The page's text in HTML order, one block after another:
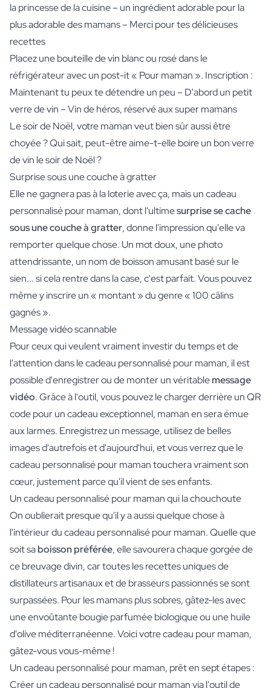
la princesse de la cuisine – un ingrédient adorable pour la
plus adorable des mamans – Merci pour tes délicieuses
recettes
Placez une bouteille de vin blanc ou rosé dans le
réfrigérateur avec un post-it « Pour maman ». Inscription :
Maintenant tu peux te détendre un peu – D'abord un petit
verre de vin – Vin de héros, réservé aux super mamans
Le soir de Noël, votre maman veut bien sûr aussi être
choyée ? Qui sait, peut-être aime-t-elle boire un bon verre
de vin le soir de Noël ?
Surprise sous une couche à gratter
Elle ne gagnera pas à la loterie avec ça, mais un cadeau
personnalisé pour maman, dont l'ultimesurprise se cache
sous une couche à gratter, donne l'impression qu'elle va
remporter quelque chose. Un mot doux, une photo
attendrissante, un nom de boisson amusant basé sur le
sien... si cela rentre dans la case, c'est parfait. Vous pouvez
même y inscrire un « montant » du genre « 100 câlins
gagnés ».
Message vidéo scannable
Pour ceux qui veulent vraiment investir du temps et de
l'attention dans le cadeau personnalisé pour maman, il est
possible d'enregistrer ou de monter un véritablemessage
vidéo. Grâce à l'outil, vous pouvez le charger derrière un QR
code pour un cadeau exceptionnel, maman en sera émue
aux larmes. Enregistrez un message, utilisez de belles
images d'autrefois et d'aujourd'hui, et vous verrez que le
cadeau personnalisé pour maman touchera vraiment son
cœur, justement parce qu'il vient de ses enfants.
Un cadeau personnalisé pour maman qui la chouchoute
On oublierait presque qu'il y a aussi quelque chose à
l'intérieur du cadeau personnalisé pour maman. Quelle que
soit saboisson préférée, elle savourera chaque gorgée de
ce breuvage divin, car toutes les recettes uniques de
distillateurs artisanaux et de brasseurs passionnés se sont
surpassées. Pour les mamans plus sobres, gâtez-les avec
une envoûtante bougie parfumée biologique ou une huile
d'olive méditerranéenne. Voici votre cadeau pour maman,
gâtez-vous vous-même !
Un cadeau personnalisé pour maman, prêt en sept étapes :
Créer un cadeau personnalisé pour maman via l'outil de